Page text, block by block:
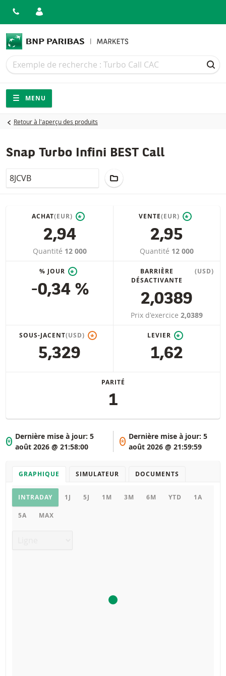
Recherche
Recherche
Navigation
Navigation sur le site
MENU
Retour à l'aperçu des produits
Snap Turbo Infini BEST Call
LocalCode
ACHAT(EUR) *
2,94
Quantité 12 000
VENTE(EUR) *
2,95
Quantité 12 000
% JOUR *
-0,34 %
BARRIÈRE
DÉSACTIVANTE
(USD)
2,0389
Prix d'exercice 2,0389
SOUS-JACENT(USD) *
5,329
LEVIER *
1,62
PARITÉ
1
*
Dernière mise à jour:5
août 2026 @ 21:58:00
*
Dernière mise à jour: 5
août 2026 @ 21:59:59
GRAPHIQUE SIMULATEUR DOCUMENTS
Graphique
INTRADAY 1J 5J 1M 3M 6M YTD 1A
5A MAX